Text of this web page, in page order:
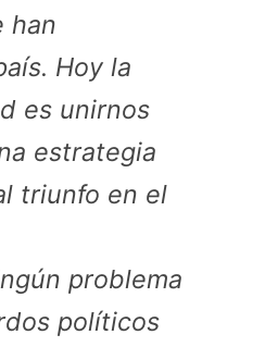
han
Hoy la
es unirnos
estrategia
triunfo en el
problema
políticos